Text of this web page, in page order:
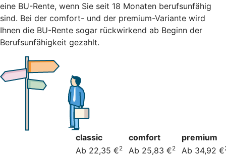
eine BU-Rente, wenn Sie seit 18 Monaten berufsunfähig
sind. Bei der comfort- und der premium-Variante wird
Ihnen die BU-Rente sogar rückwirkend ab Beginn der
Berufsunfähigkeit gezahlt.
classic comfort
premium
Ab 22,35 €2 Ab 25,83 €2 Ab 34,92 €